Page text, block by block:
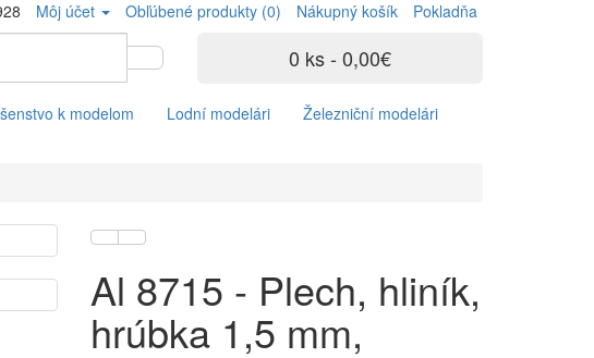
Môj účet Obľúbené produkty (0) Nákupný košík Pokladňa
0 ks - 0,00€
k modelom Lodní modelári Železniční modelári
Al 8715 - Plech, hliník,
hrúbka 1,5 mm,